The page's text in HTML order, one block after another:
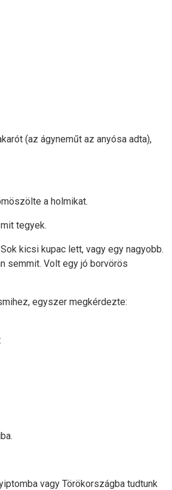
(az ágyneműt az anyósa adta),
a holmikat.
tegyek.
kicsi kupac lett, vagy egy nagyobb.
semmit. Volt egy jó borvörös
egyszer megkérdezte:
vagy Törökországba tudtunk